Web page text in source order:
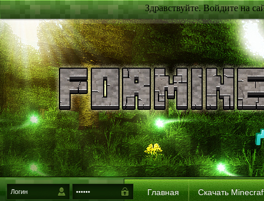
Здравствуйте. Войдите на
Главная Скачать